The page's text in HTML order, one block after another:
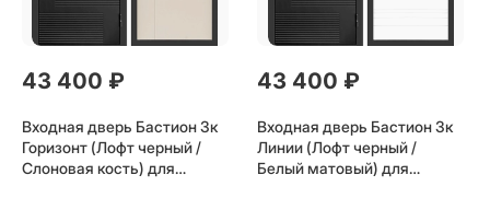
43 400 ₽
Входная дверь Бастион 3к
Горизонт (Лофт черный /
Слоновая кость) для
43 400 ₽
Входная дверь Бастион 3к
Линии (Лофт черный /
Белый матовый) для